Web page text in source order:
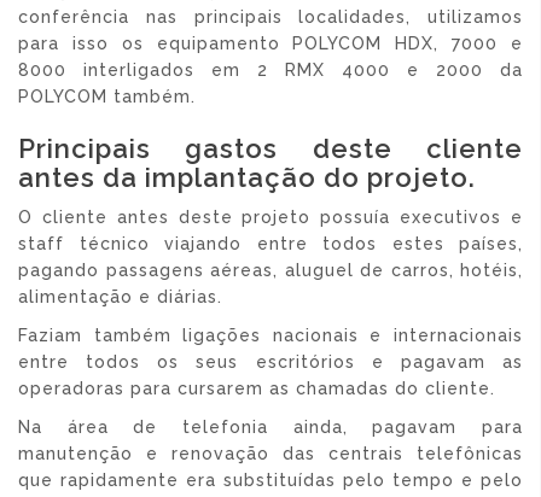
conferência nas principais localidades, utilizamos
para isso os equipamento POLYCOM HDX, 7000 e
8000 interligados em 2 RMX 4000 e 2000 da
POLYCOM também.
Principais gastos deste cliente
antes da implantação do projeto.
O cliente antes deste projeto possuía executivos e
staff técnico viajando entre todos estes países,
pagando passagens aéreas, aluguel de carros, hotéis,
alimentação e diárias.
Faziam também ligações nacionais e internacionais
entre todos os seus escritórios e pagavam as
operadoras para cursarem as chamadas do cliente.
Na área de telefonia ainda, pagavam para
manutenção e renovação das centrais telefônicas
que rapidamente era substituídas pelo tempo e pelo